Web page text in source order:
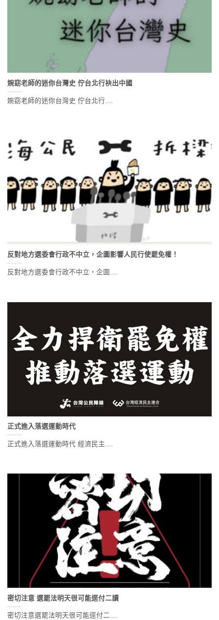
婉窈老師的迷你台灣史 佇台北行袂出中國
婉窈老師的迷你台灣史 佇台北行....
反對地方選委會行政不中立，企圖影響人民行使罷免權！
反對地方選委會行政不中立，企圖....
正式進入落選運動時代
正式進入落選運動時代 經濟民主....
密切注意 選罷法明天很可能逕付二讀
密切注意選罷法明天很可能逕付二....